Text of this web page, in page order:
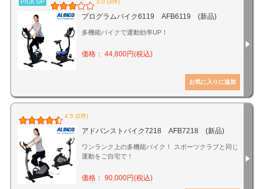
PICK UP 3.0 (3件)
プログラムバイク6119 AFB6119 (新品)
多機能バイクで運動効率UP！
価格： 44,800円(税込)
4.5 (2件)
アドバンストバイク7218 AFB7218 (新品)
ワンランク上の多機能バイク！ スポーツクラブと同じ
運動をご自宅で！
価格： 90,000円(税込)